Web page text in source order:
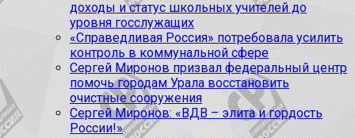
доходы и статус школьных учителей до
уровня госслужащих
«Справедливая Россия» потребовала усилить
контроль в коммунальной сфере
Сергей Миронов призвал федеральный центр
помочь городам Урала восстановить
очистные сооружения
Сергей Миронов: «ВДВ – элита и гордость
России!»